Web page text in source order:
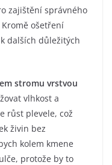
zajištění správného
ošetření
dalších důležitých
stromu vrstvou
vlhkost a
růst plevele, což
živin bez
kolem kmene
protože by to